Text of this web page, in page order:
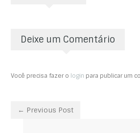
Deixe um Comentário
Você precisa fazer o login para publicar um
← Previous Post